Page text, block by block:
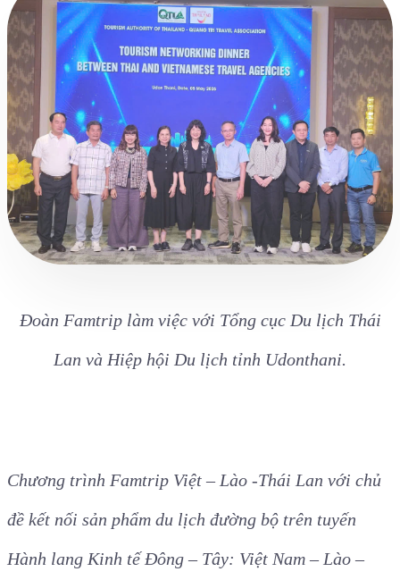
Đoàn Famtrip làm việc với Tổng cục Du lịch Thái
Lan và Hiệp hội Du lịch tỉnh Udonthani.
Chương trình Famtrip Việt – Lào -Thái Lan với chủ
đề kết nối sản phẩm du lịch đường bộ trên tuyến
Hành lang Kinh tế Đông – Tây: Việt Nam – Lào –